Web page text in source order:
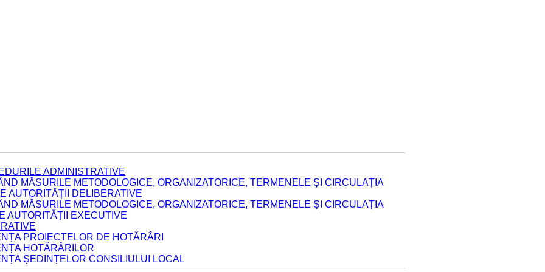
ADMINISTRATIVE
MĂSURILE METODOLOGICE, ORGANIZATORICE, TERMENELE ȘI CIRCULAȚIA
AUTORITĂȚII DELIBERATIVE
MĂSURILE METODOLOGICE, ORGANIZATORICE, TERMENELE ȘI CIRCULAȚIA
AUTORITĂȚII EXECUTIVE
PROIECTELOR DE HOTĂRÂRI
HOTĂRÂRILOR
ȘEDINȚELOR CONSILIULUI LOCAL